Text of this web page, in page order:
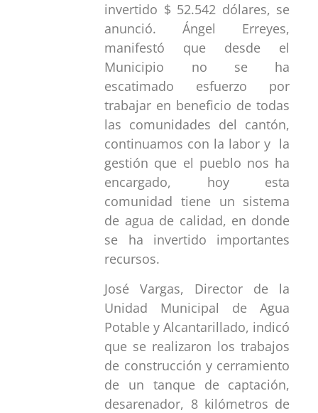
invertido $ 52.542 dólares, se
anunció. Ángel Erreyes,
manifestó que desde el
Municipio no se ha
escatimado esfuerzo por
trabajar en beneficio de todas
las comunidades del cantón,
continuamos con la labor y la
gestión que el pueblo nos ha
encargado, hoy esta
comunidad tiene un sistema
de agua de calidad, en donde
se ha invertido importantes
recursos.
José Vargas, Director de la
Unidad Municipal de Agua
Potable y Alcantarillado, indicó
que se realizaron los trabajos
de construcción y cerramiento
de un tanque de captación,
desarenador, 8 kilómetros de